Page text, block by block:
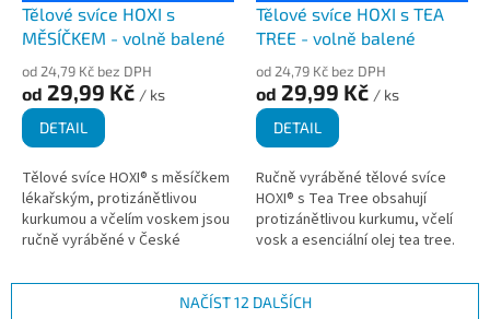
Tělové svíce HOXI s
MĚSÍČKEM - volně balené
od 24,79 Kč bez DPH
od 29,99 Kč / ks
DETAIL
Tělové svíce HOXI® s měsíčkem
lékařským, protizánětlivou
kurkumou a včelím voskem jsou
ručně vyráběné v České
tradici. Nejčastější možné...
Tělové svíce HOXI s TEA
TREE - volně balené
od 24,79 Kč bez DPH
od 29,99 Kč / ks
DETAIL
Ručně vyráběné tělové svíce
HOXI® s Tea Tree obsahují
protizánětlivou kurkumu, včelí
vosk a esenciální olej tea tree.
přírodní cestu k...
NAČÍST 12 DALŠÍCH